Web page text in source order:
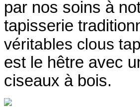
par nos soins à
tapisserie
véritables clous
est le hêtre avec
ciseaux à bois.